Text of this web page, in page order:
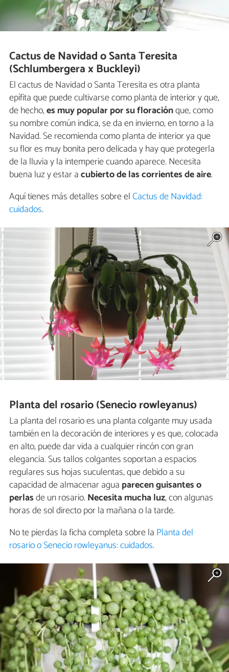
Cactus de Navidad o Santa Teresita
(Schlumbergera x Buckleyi)
El cactus de Navidad o Santa Teresita es otra planta
epífita que puede cultivarse como planta de interior y que,
de hecho,es muy popular por su floraciónque, como
su nombre común indica, se da en invierno, en torno a la
Navidad. Se recomienda como planta de interior ya que
su flor es muy bonita pero delicada y hay que protegerla
de la lluvia y la intemperie cuando aparece. Necesita
buena luz y estar acubierto de las corrientes de aire.
Aquí tienes más detalles sobre elCactus de Navidad:
cuidados.
Planta del rosario (Senecio rowleyanus)
La planta del rosario es una planta colgante muy usada
también en la decoración de interiores y es que, colocada
en alto, puede dar vida a cualquier rincón con gran
elegancia. Sus tallos colgantes soportan a espacios
regulares sus hojas suculentas, que debido a su
capacidad de almacenar agua parecen guisantes o
perlasde un rosario. Necesita mucha luz, con algunas
horas de sol directo por la mañana o la tarde.
No te pierdas la ficha completa sobre la Planta del
rosario o Senecio rowleyanus: cuidados.